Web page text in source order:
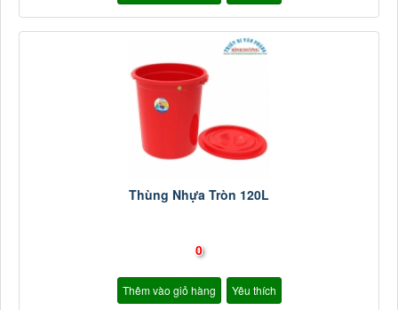
Thùng Nhựa Tròn 120L
0
Thêm vào giỏ hàng Yêu thích